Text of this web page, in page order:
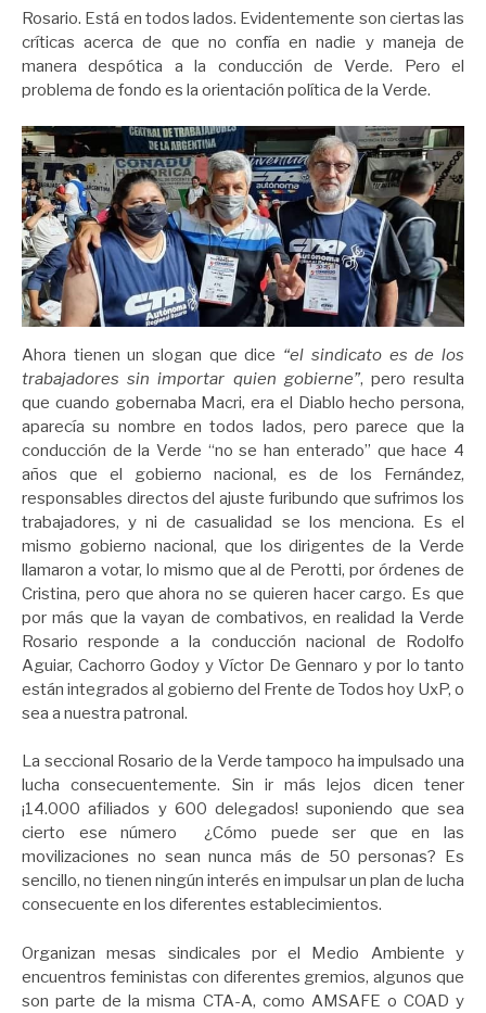
Rosario. Está en todos lados. Evidentemente son ciertas las
críticas acerca de que no confía en nadie y maneja de
manera despótica a la conducción de Verde. Pero el
problema de fondo es la orientación política de la Verde.
Ahora tienen un slogan que dice “el sindicato es de los
trabajadores sin importar quien gobierne”, pero resulta
que cuando gobernaba Macri, era el Diablo hecho persona,
aparecía su nombre en todos lados, pero parece que la
conducción de la Verde “no se han enterado” que hace 4
años que el gobierno nacional, es de los Fernández,
responsables directos del ajuste furibundo que sufrimos los
trabajadores, y ni de casualidad se los menciona. Es el
mismo gobierno nacional, que los dirigentes de la Verde
llamaron a votar, lo mismo que al de Perotti, por órdenes de
Cristina, pero que ahora no se quieren hacer cargo. Es que
por más que la vayan de combativos, en realidad la Verde
Rosario responde a la conducción nacional de Rodolfo
Aguiar, Cachorro Godoy y Víctor De Gennaro y por lo tanto
están integrados al gobierno del Frente de Todos hoy UxP, o
sea a nuestra patronal.
La seccional Rosario de la Verde tampoco ha impulsado una
lucha consecuentemente. Sin ir más lejos dicen tener
¡14.000 afiliados y 600 delegados! suponiendo que sea
cierto ese número ¿Cómo puede ser que en las
movilizaciones no sean nunca más de 50 personas? Es
sencillo, no tienen ningún interés en impulsar un plan de lucha
consecuente en los diferentes establecimientos.
Organizan mesas sindicales por el Medio Ambiente y
encuentros feministas con diferentes gremios, algunos que
son parte de la misma CTA-A, como AMSAFE o COAD y